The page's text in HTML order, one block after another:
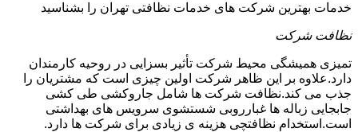
خدمات بهترین شرکت های خدمات نظافتی تهران را بشناسید
نظافت شرکت
تمیزی همیشگی محیط شرکت تأثیر بسزایی در روحیه کارمندان
دارد.علاوه بر این ظاهر شرکت اولین چیزی است که مشتریان را
جذب می کند.نظافت شرکت ها شامل جاروکشی طی کشی
جابجایی زباله ها غبارروبی شستشوی سرویس های بهداشتی
است.استخدام نظافتچی هزینه ی زیادی برای شرکت ها دارد.